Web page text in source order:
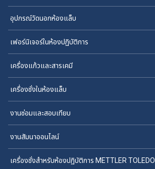
อุปกรณ์วัดนอกห้องแล็บ
เฟอร์นิเจอร์ในห้องปฏิบัติการ
เครื่องแก้วและสารเคมี
เครื่องชั่งในห้องแล็บ
งานซ่อมและสอบเทียบ
งานสัมนาออนไลน์
เครื่องชั่งสำหรับห้องปฏิบัติการ METTLER TOLEDO